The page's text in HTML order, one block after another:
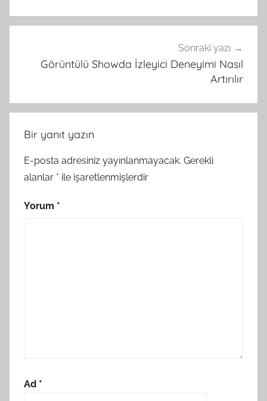
Sonraki yazı
Görüntülü Showda İzleyici Deneyimi Nasıl
Artırılır
Bir yanıt yazın
E-posta adresiniz yayınlanmayacak. Gerekli
alanlar * ile işaretlenmişlerdir
Yorum *
Ad *